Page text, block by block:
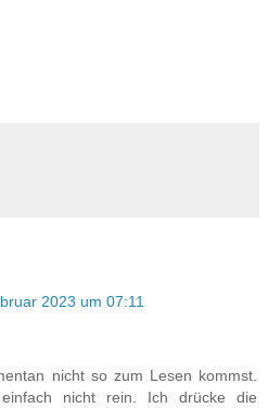
2023 um 07:11
nicht so zum Lesen kommst.
nicht rein. Ich drücke die